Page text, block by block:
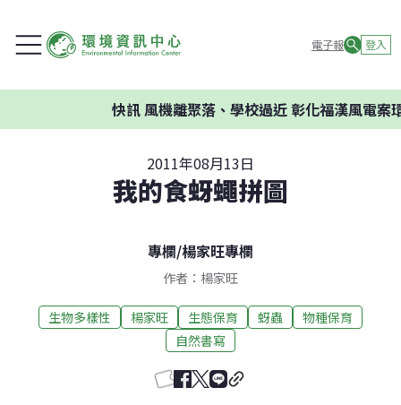
電子報 登入
風機離聚落、學校過近 彰化福漢風電案環委
2011年08月13日
我的食蚜蠅拼圖
專欄/楊家旺專欄
作者：楊家旺
生物多樣性 楊家旺 生態保育 蚜蟲
物種保育
自然書寫